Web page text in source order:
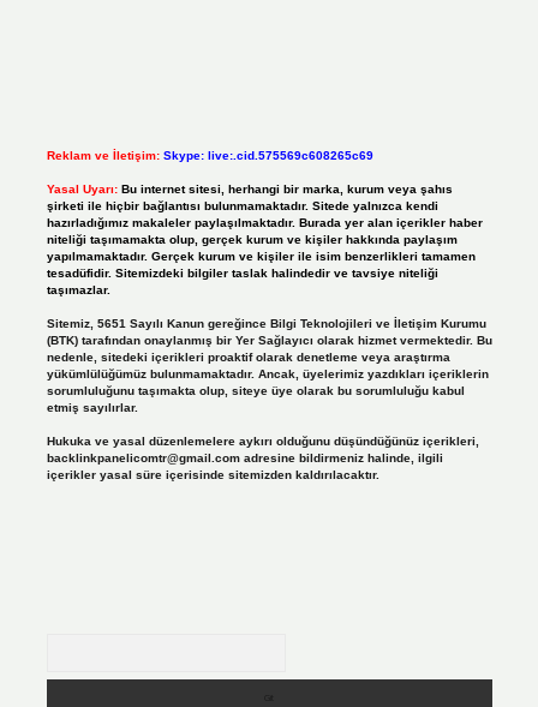
Reklam ve İletişim: Skype: live:.cid.575569c608265c69
Yasal Uyarı: Bu internet sitesi, herhangi bir marka, kurum veya şahıs
şirketi ile hiçbir bağlantısı bulunmamaktadır. Sitede yalnızca kendi
hazırladığımız makaleler paylaşılmaktadır. Burada yer alan içerikler haber
niteliği taşımamakta olup, gerçek kurum ve kişiler hakkında paylaşım
yapılmamaktadır. Gerçek kurum ve kişiler ile isim benzerlikleri tamamen
tesadüfidir. Sitemizdeki bilgiler taslak halindedir ve tavsiye niteliği
taşımazlar.
Sitemiz, 5651 Sayılı Kanun gereğince Bilgi Teknolojileri ve İletişim Kurumu
(BTK) tarafından onaylanmış bir Yer Sağlayıcı olarak hizmet vermektedir. Bu
nedenle, sitedeki içerikleri proaktif olarak denetleme veya araştırma
yükümlülüğümüz bulunmamaktadır. Ancak, üyelerimiz yazdıkları içeriklerin
sorumluluğunu taşımakta olup, siteye üye olarak bu sorumluluğu kabul
etmiş sayılırlar.
Hukuka ve yasal düzenlemelere aykırı olduğunu düşündüğünüz içerikleri,
backlinkpanelicomtr@gmail.comadresine bildirmeniz halinde, ilgili
içerikler yasal süre içerisinde sitemizden kaldırılacaktır.